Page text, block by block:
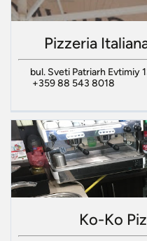
Pizzeria
bul. Sveti Patriarh Evtimiy
+359 88 543 8018
Ko-Ko